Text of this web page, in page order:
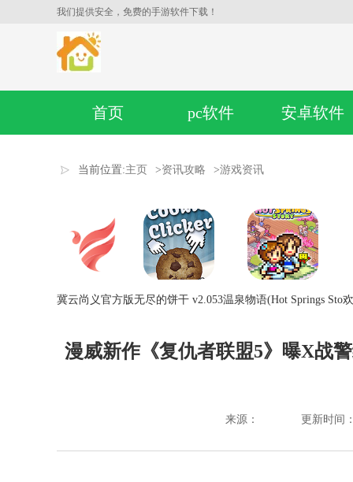
我们提供安全，免费的手游软件下载！
首页 pc软件 安卓软件
当前位置:主页 >资讯攻略 >游戏资讯
冀云尚义官方版无尽的饼干 v2.053温泉物语(Hot Springs Sto
漫威新作《复仇者联盟5》曝X战
来源： 更新时间